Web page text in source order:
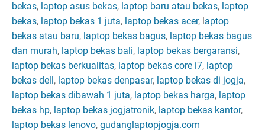
bekas, laptop asus bekas, laptop baru atau bekas, laptop
bekas, laptop bekas 1 juta, laptop bekas acer, l aptop
bekas atau baru, laptop bekas bagus, laptop bekas bagus
dan murah, laptop bekas bali, laptop bekas bergaransi,
laptop bekas berkualitas, laptop bekas core i7, laptop
bekas dell , laptop bekas denpasar, laptop bekas di jogja,
laptop bekas dibawah 1 juta, laptop bekas harga, laptop
bekas hp, laptop bekas jogjatronik, laptop bekas kantor,
laptop bekas lenovo, gudanglaptopjogja.com